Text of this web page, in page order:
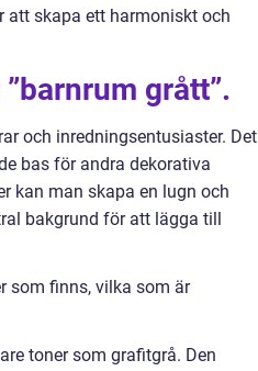
att skapa ett harmoniskt och
grått”.
och inredningsentusiaster. Det
bas för andra dekorativa
kan man skapa en lugn och
bakgrund för att lägga till
som finns, vilka som är
toner som grafitgrå. Den